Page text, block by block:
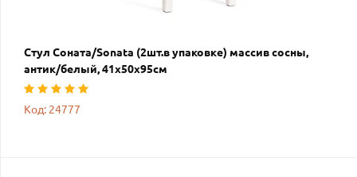
Стул Соната/Sonata (2шт.в упаковке) массив сосны,
антик/белый, 41х50х95см
Код: 24777